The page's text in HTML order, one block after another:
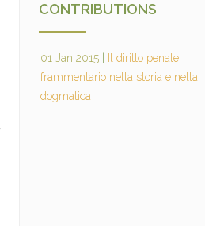
CONTRIBUTIONS
01 Jan 2015
Il diritto penale
frammentario nella storia e nella
dogmatica